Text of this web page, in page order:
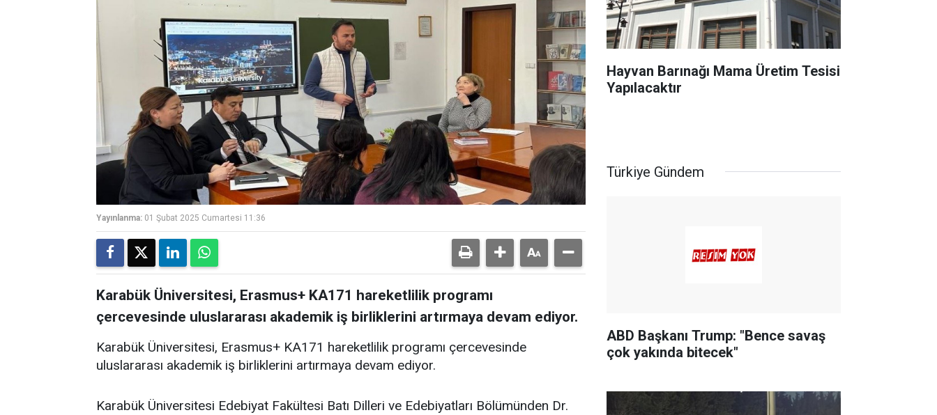
Yayınlanma: 01 Şubat 2025 Cumartesi 11:36
Karabük Üniversitesi, Erasmus+ KA171 hareketlilik programı
çercevesinde uluslararası akademik iş birliklerini artırmaya devam ediyor.
Karabük Üniversitesi, Erasmus+ KA171 hareketlilik programı çercevesinde
uluslararası akademik iş birliklerini artırmaya devam ediyor.
Karabük Üniversitesi Edebiyat Fakültesi Batı Dilleri ve Edebiyatları Bölümünden Dr.
Hayvan Barınağı Mama Üretim Tesisi
Yapılacaktır
Türkiye Gündem
ABD Başkanı Trump: "Bence savaş
çok yakında bitecek"